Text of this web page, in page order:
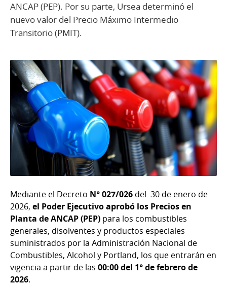
ANCAP (PEP). Por su parte, Ursea determinó el
nuevo valor del Precio Máximo Intermedio
Transitorio (PMIT).
Mediante el Decreto N° 027/026 del 30 de enero de
2026, el Poder Ejecutivo aprobó los Precios en
Planta de ANCAP (PEP) para los combustibles
generales, disolventes y productos especiales
suministrados por la Administración Nacional de
Combustibles, Alcohol y Portland, los que entrarán en
vigencia a partir de las 00:00 del 1° de febrero de
2026.